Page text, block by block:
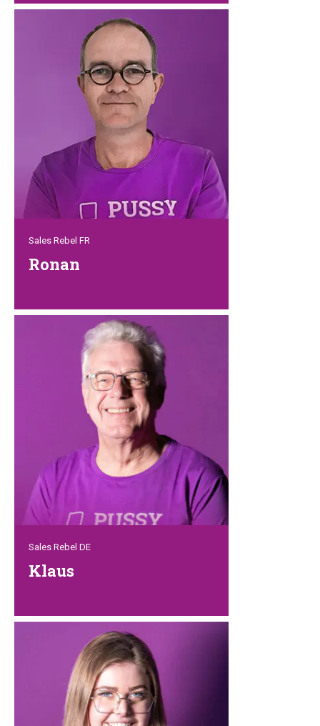
an SEO und SEA arbeiten und unsere
Website optimieren – für diesen
vielseitigen Rebellen ist das kein
Problem. Tom bringt eine Extraportion
Erfahrung mit, um den Rest des Teams
zu motivieren, egal ob von seinem
Hauptbüro in Schijndel oder seinem
zweiten Zuhause auf Bali aus.
Sales Rebel FR
Ronan
wenn man ihn anruft. Ronan ist für alle
französischsprachigen Kunden da. Er ist
Vollblut-Verkäufer und immer für unsere
Kunden erreichbar. Er leistet
ausgezeichnete Arbeit und kann jede
Menge Erfahrung in der Heimtierbranche
für sich beanspruchen. Sein Hobby ist
das Angeln und Tauchen. Und das liegt ja
auch nahe, da er direkt am Meer lebt.
Und darauf sind wir bestimmt nicht
neidisch…
Sales Rebel DE
Klaus
deutscher Vertriebsbeauftragter. Er hat
jahrzehntelange Erfahrung im Verkauf
und steht unseren deutschen
Zoofachgeschäften mit Rat und Tat zur
Seite. Er hat auch immer ein offenes Ohr
für uns Kollegen. In seiner Freizeit sitzt er
gerne in seinem Garten an seinem Teich